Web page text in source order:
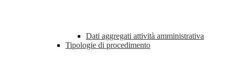
Dati aggregati attività amministrativa
Tipologie di procedimento